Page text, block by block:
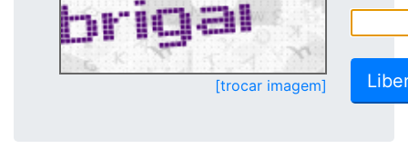
[trocar imagem]